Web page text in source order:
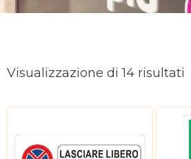
Visualizzazione di 14 risultati